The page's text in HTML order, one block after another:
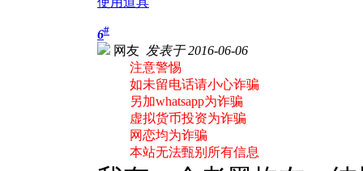
6#
网友 发表于 2016-06-06
注意警惕
如未留电话请小心诈骗
另加whatsapp为诈骗
虚拟货币投资为诈骗
网恋均为诈骗
本站无法甄别所有信息